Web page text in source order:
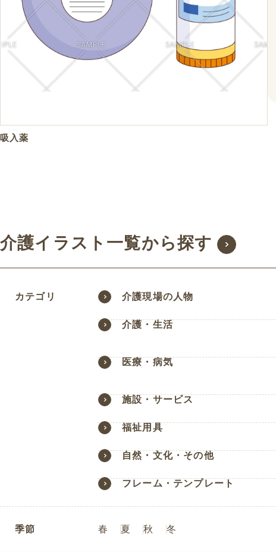
吸入薬
介護イラスト一覧から探す
カテゴリ 介護現場の人物
介護・生活
医療・病気
施設・サービス
福祉用具
自然・文化・その他
フレーム・テンプレート
季節 春 夏 秋 冬